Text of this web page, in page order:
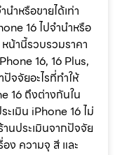
ำหรือขายได้เท่า
16 ไปจำนำหรือ
หน้านี้รวบรวมราคา
16, 16 Plus,
จจัยอะไรที่ทำให้
16 ถึงต่างกันใน
เมิน iPhone 16 ไม่
านประเมินจากปัจจัย
ง ความจุ สี และ